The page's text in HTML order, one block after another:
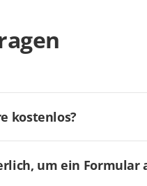
kostenlos?
um ein Formular